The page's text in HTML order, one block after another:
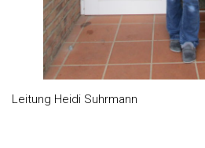
Leitung Heidi Suhrmann